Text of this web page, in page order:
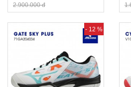
2.900.000 đ
- 12 %